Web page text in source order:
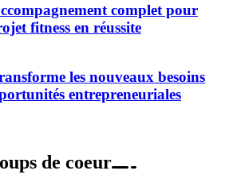
complet pour
fitness en réussite
les nouveaux besoins
entrepreneuriales
de coeur